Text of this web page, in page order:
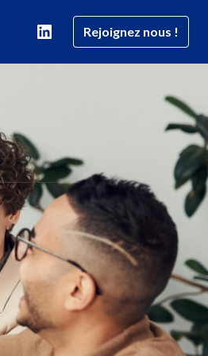
Rejoignez nous !